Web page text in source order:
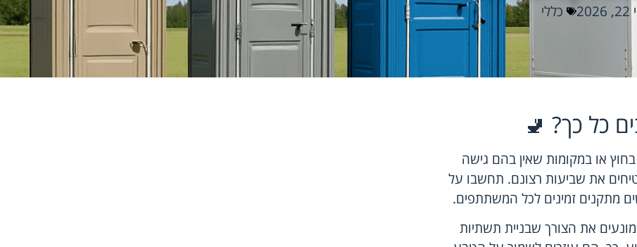
כללי
כל כך? 🚽
או במקומות שאין בהם גישה
את שביעות רצונם. תחשבו על
מתקנים זמינים לכל המשתתפים.
את הצורך שבניית תשתיות